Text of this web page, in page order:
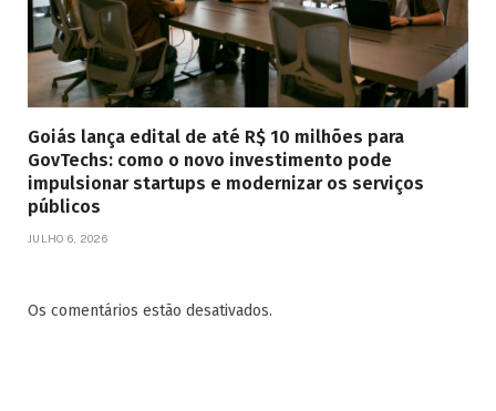
Goiás lança edital de até R$ 10 milhões para
GovTechs: como o novo investimento pode
impulsionar startups e modernizar os serviços
públicos
JULHO 6, 2026
Os comentários estão desativados.